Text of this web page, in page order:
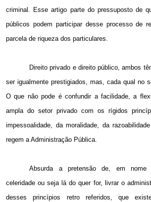
criminal. Esse artigo parte do pressuposto de
públicos podem participar desse processo de
parcela de riqueza dos particulares.
Direito privado e direito público, ambos
ser igualmente prestigiados, mas, cada qual no
O que não pode é confundir a facilidade, a
ampla do setor privado com os rígidos
impessoalidade, da moralidade, da
regem a Administração Pública.
Absurda a pretensão de, em nome
celeridade ou seja lá do quer for, livrar o
desses princípios retro referidos, que